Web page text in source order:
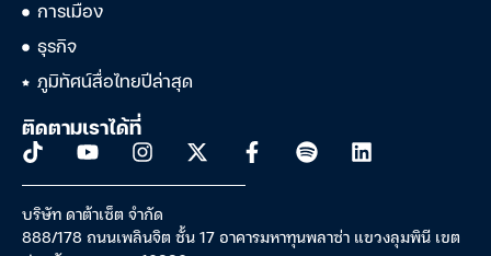
การเมือง
ธุรกิจ
ภูมิทัศน์สื่อไทยปีล่าสุด
ติดตามเราได้ที่
บริษัท ดาต้าเซ็ต จำกัด
888/178 ถนนเพลินจิต ชั้น 17 อาคารมหาทุนพลาซ่า แขวงลุมพินี เขต